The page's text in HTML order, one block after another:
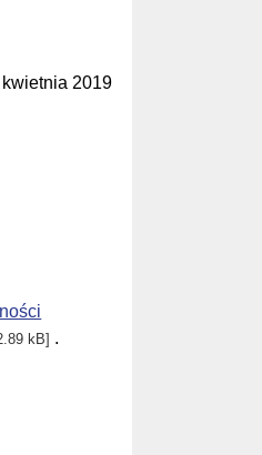
2019
kB] .